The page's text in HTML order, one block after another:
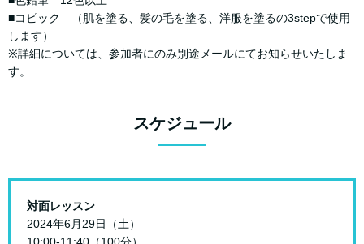
■コピック （肌を塗る、髪の毛を塗る、洋服を塗るの3stepで使用
します）
※詳細については、参加者にのみ別途メールにてお知らせいたしま
す。
スケジュール
対面レッスン
2024年6月29日（土）